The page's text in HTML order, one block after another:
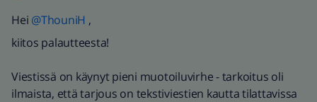
Hei @ThouniH ,
kiitos palautteesta!
Viestissä on käynyt pieni muotoiluvirhe - tarkoitus oli
ilmaista, että tarjous on tekstiviestien kautta tilattavissa